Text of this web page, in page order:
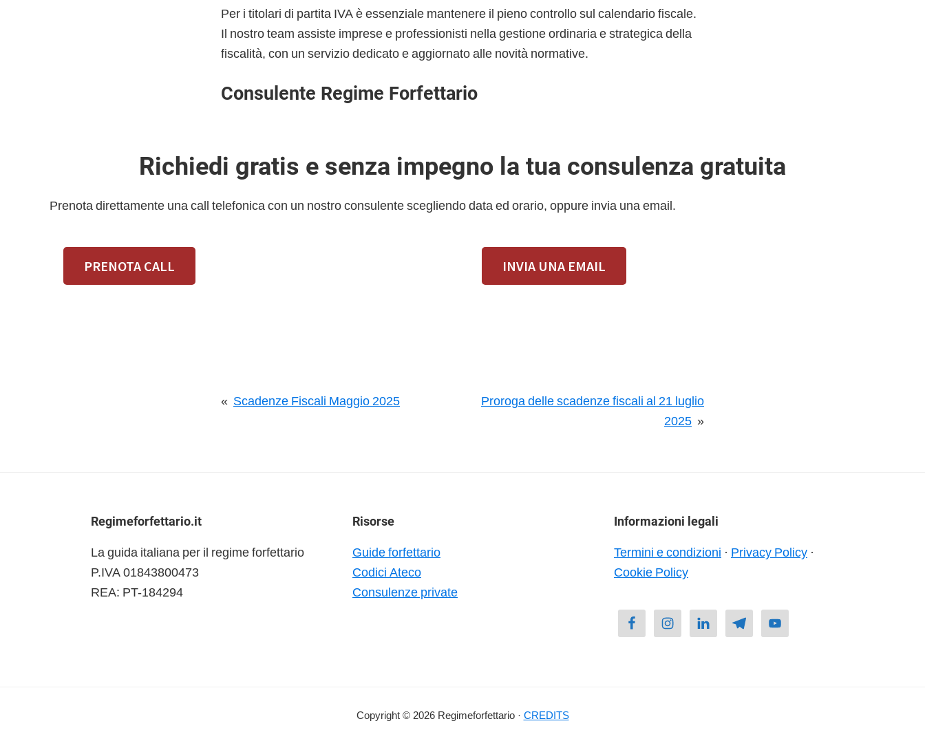
Per i titolari di partita IVA è essenziale mantenere il pieno controllo sul calendario fiscale.
Il nostro team assiste imprese e professionisti nella gestione ordinaria e strategica della
fiscalità, con un servizio dedicato e aggiornato alle novità normative.
Consulente Regime Forfettario
Richiedi gratis e senza impegno la tua consulenza gratuita
Prenota direttamente una call telefonica con un nostro consulente scegliendo data ed orario, oppure invia una email.
PRENOTA CALL INVIA UNA EMAIL
« Scadenze Fiscali Maggio 2025
Proroga delle scadenze fiscali al 21 luglio
2025 »
Regimeforfettario.it
La guida italiana per il regime forfettario
P.IVA 01843800473
REA: PT-184294
Risorse
Guide forfettario
Codici Ateco
Consulenze private
Informazioni legali
Termini e condizioni · Privacy Policy ·
Cookie Policy
Copyright © 2026 Regimeforfettario · CREDITS